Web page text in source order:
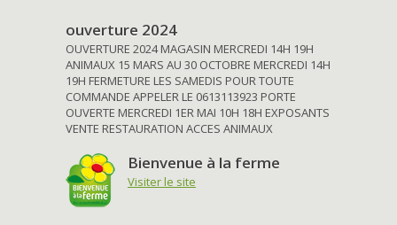
ouverture 2024
OUVERTURE 2024 MAGASIN MERCREDI 14H 19H
ANIMAUX 15 MARS AU 30 OCTOBRE MERCREDI 14H
19H FERMETURE LES SAMEDIS POUR TOUTE
COMMANDE APPELER LE 0613113923 PORTE
OUVERTE MERCREDI 1ER MAI 10H 18H EXPOSANTS
VENTE RESTAURATION ACCES ANIMAUX
Bienvenue à la ferme
Visiter le site